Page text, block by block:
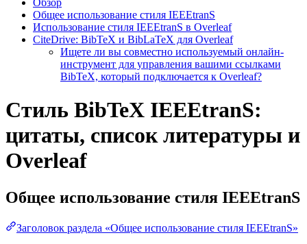
Общее использование стиля IEEEtranS
Использование стиля IEEEtranS в Overleaf
CiteDrive: BibTeX и BibLaTeX для Overleaf
Ищете ли вы совместно используемый онлайн-
инструмент для управления вашими ссылками
BibTeX, который подключается к Overleaf?
Стиль BibTeX IEEEtranS:
цитаты, список литературы и
Overleaf
Общее использование стиля IEEEtranS
Заголовок раздела «Общее использование стиля IEEEtranS»